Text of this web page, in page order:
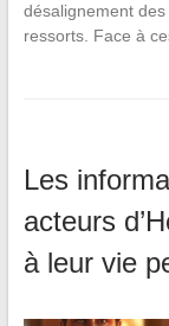
désalignement
ressorts. Face à
Les
acteurs
à leur vie